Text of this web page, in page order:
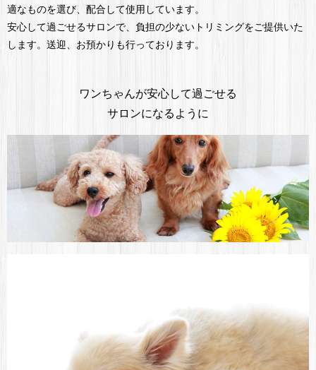
適なものを選び、配合して使用しています。
安心して過ごせるサロンで、負担の少ないトリミングをご提供いた
します。送迎、お預かりも行っております。
ワンちゃんが安心して過ごせる
サロンになるように